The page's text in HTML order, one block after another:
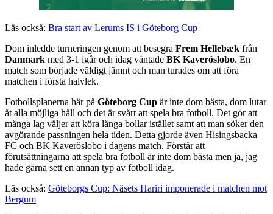
Läs också: Bra start av Lerums IS i Göteborg Cup
Dom inledde turneringen genom att besegra Frem Hellebæk från
Danmark med 3-1 igår och idag väntade BK Kaveröslobo. En
match som började väldigt jämnt och man turades om att föra
matchen i första halvlek.
Fotbollsplanerna här på Göteborg Cup är inte dom bästa, dom lutar
åt alla möjliga håll och det är svårt att spela bra fotboll. Det gör att
många lag väljer att köra långa bollar istället samt att man söker den
avgörande passningen hela tiden. Detta gjorde även Hisingsbacka
FC och BK Kaveröslobo i dagens match. Förstår att
förutsättningarna att spela bra fotboll är inte dom bästa men ja, jag
hade gärna sett en annan typ av fotboll idag.
Läs också: Göteborgs Cup: Näsets Hariri imponerade i matchen mot
Bergum